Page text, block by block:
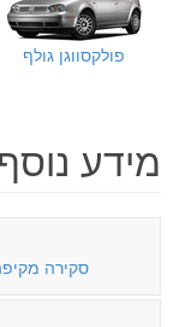
פולקסווגן גולף
מידע
סקירה